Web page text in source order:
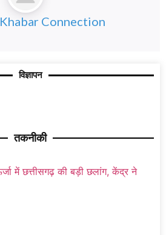
Khabar Connection
विज्ञापन
तकनीकी